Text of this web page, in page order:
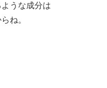
うな成分は
ね。